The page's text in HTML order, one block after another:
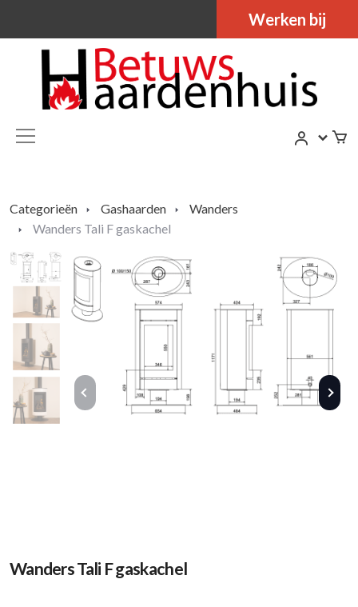
Werken bij
Categorieën Gashaarden
Wanders
Wanders Tali F gaskachel
Wanders Tali F gaskachel